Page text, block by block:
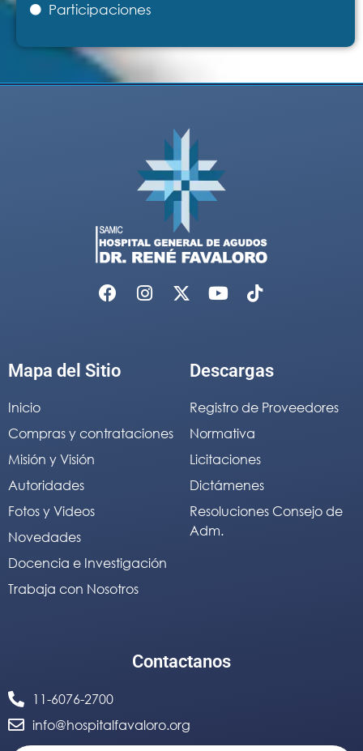
Participaciones
Mapa del Sitio
Inicio
Compras y contrataciones
Misión y Visión
Autoridades
Fotos y Videos
Novedades
Docencia e Investigación
Trabaja con Nosotros
Descargas
Registro de Proveedores
Normativa
Licitaciones
Dictámenes
Resoluciones Consejo de
Adm.
Contactanos
11-6076-2700
info@hospitalfavaloro.org